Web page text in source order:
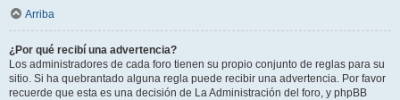
Arriba
¿Por qué recibí una advertencia?
Los administradores de cada foro tienen su propio conjunto de reglas para su
sitio. Si ha quebrantado alguna regla puede recibir una advertencia. Por favor
recuerde que esta es una decisión de La Administración del foro, y phpBB